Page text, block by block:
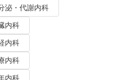
泌・代謝内科
内科
内科
内科
内科